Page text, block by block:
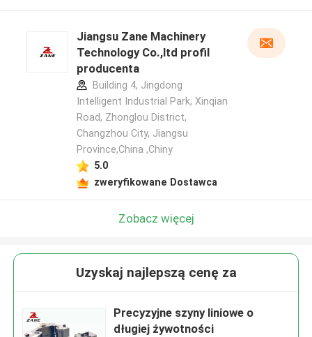
Jiangsu Zane Machinery
Technology Co.,ltd profil
producenta
Building 4, Jingdong
Intelligent Industrial Park, Xinqian
Road, Zhonglou District,
Changzhou City, Jiangsu
Province,China ,Chiny
5.0
zweryfikowane Dostawca
Zobacz więcej
Uzyskaj najlepszą cenę za
Precyzyjne szyny liniowe o
długiej żywotności